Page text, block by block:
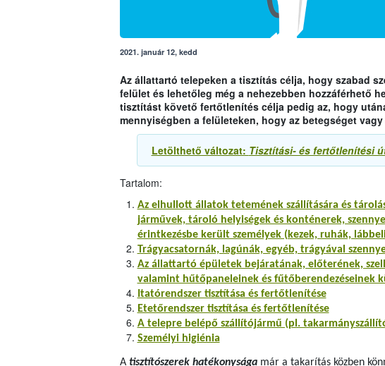
2021. január 12, kedd
Az állattartó telepeken a tisztítás célja, hogy szabad
felület és lehetőleg még a nehezebben hozzáférhető
tisztítást követő fertőtlenítés célja pedig az, hogy
mennyiségben a felületeken, hogy az betegséget
Letölthető változat: Tisztítási- és fertőtlenítési
Tartalom:
Az elhullott állatok tetemének szállítására és
járművek, tároló helyiségek és konténerek,
érintkezésbe került személyek (kezek, ruhák,
Trágyacsatornák, lagúnák, egyéb, trágyával
Az állattartó épületek bejáratának, előterének,
valamint hűtőpaneleinek és fűtőberendezéseinek
Itatórendszer tisztítása és fertőtlenítése
Etetőrendszer tisztítása és fertőtlenítése
A telepre belépő szállítójármű (pl.
Személyi higiénia
A tisztítószerek hatékonyságamár a takarítás közben